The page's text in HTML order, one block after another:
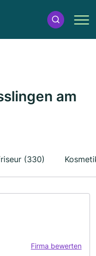
am
(330)
Firma bewerten